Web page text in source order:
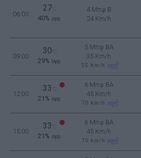
06:00
27
40% υγρ.
4 Μπφ B
24 Km/h
09:00
30
29% υγρ.
5 Μπφ BA
35 Km/h
55 km/h
12:00
33
21% υγρ.
6 Μπφ BA
45 Km/h
70 km/h
15:00
33
21% υγρ.
6 Μπφ BA
45 Km/h
70 km/h